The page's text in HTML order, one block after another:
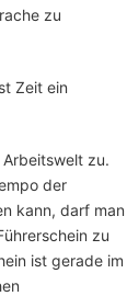
zu
Zeit ein
zu.
der
kann, darf man
zu
ist gerade im